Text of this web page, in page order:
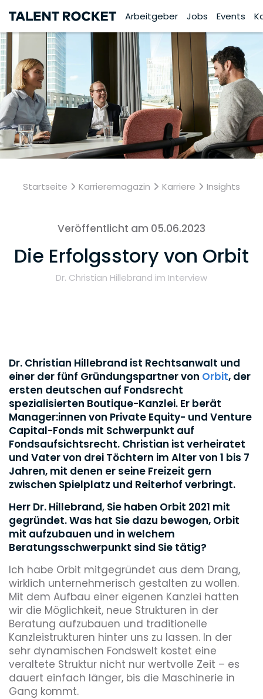
Arbeitgeber Jobs Events
Startseite Karrieremagazin Karriere Insights
Veröffentlicht am 05.06.2023
Die Erfolgsstory von Orbit
Dr. Christian Hillebrand im Interview
Dr. Christian Hillebrand ist Rechtsanwalt und
einer der fünf Gründungspartner von Orbit, der
ersten deutschen auf Fondsrecht
spezialisierten Boutique-Kanzlei. Er berät
Manager:innen von Private Equity- und Venture
Capital-Fonds mit Schwerpunkt auf
Fondsaufsichtsrecht. Christian ist verheiratet
und Vater von drei Töchtern im Alter von 1 bis 7
Jahren, mit denen er seine Freizeit gern
zwischen Spielplatz und Reiterhof verbringt.
Herr Dr. Hillebrand, Sie haben Orbit 2021 mit
gegründet. Was hat Sie dazu bewogen, Orbit
mit aufzubauen und in welchem
Beratungsschwerpunkt sind Sie tätig?
Ich habe Orbit mitgegründet aus dem Drang,
wirklich unternehmerisch gestalten zu wollen.
Mit dem Aufbau einer eigenen Kanzlei hatten
wir die Möglichkeit, neue Strukturen in der
Beratung aufzubauen und traditionelle
Kanzleistrukturen hinter uns zu lassen. In der
sehr dynamischen Fondswelt kostet eine
veraltete Struktur nicht nur wertvolle Zeit – es
dauert einfach länger, bis die Maschinerie in
Gang kommt.